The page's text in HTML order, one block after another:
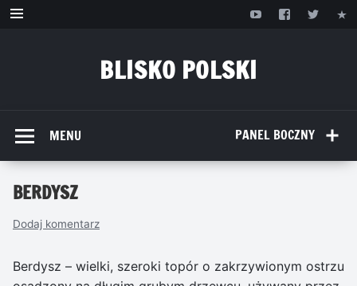
Przejdź
BLISKO POLSKI
PANEL BOCZNY
MENU
BERDYSZ
Dodaj komentarz
Berdysz – wielki, szeroki topór o zakrzywionym ostrzu